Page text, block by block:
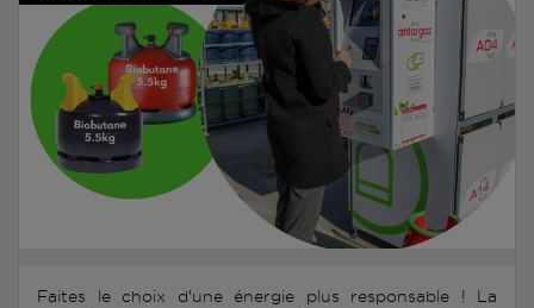
Faites le choix d'une énergie plus responsable ! La